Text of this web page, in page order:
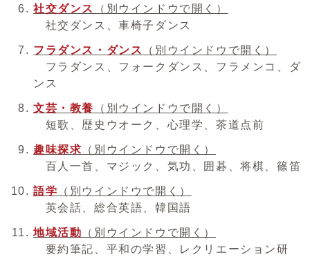
社交ダンス
（別ウインドウで開く）
社交ダンス、車椅子ダンス
フラダンス・ダンス
（別ウインドウで開く）
フラダンス、フォークダンス、フラメンコ、ダ
ンス
文芸・教養
（別ウインドウで開く）
短歌、歴史ウオーク、心理学、茶道点前
趣味探求 （別ウインドウで開く）
百人一首、マジック、気功、囲碁、将棋、篠笛
語学 （別ウインドウで開く）
英会話、総合英語、韓国語
地域活動 （別ウインドウで開く）
要約筆記、平和の学習、レクリエーション研